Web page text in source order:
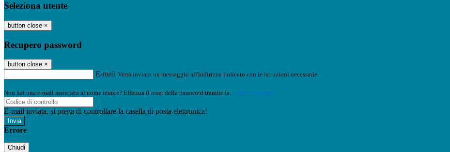
Seleziona utente
button close ×
Recupero password
button close ×
E-mail Verrà inviato un messaggio all'indirizzo indicato con le istruzioni necessarie.
Non hai una e-mail associata al nome utente? Effettua il reset della password tramite la Login Spaggiari
E-mail inviata, si prega di controllare la casella di posta elettronica!
Errore
Chiudi